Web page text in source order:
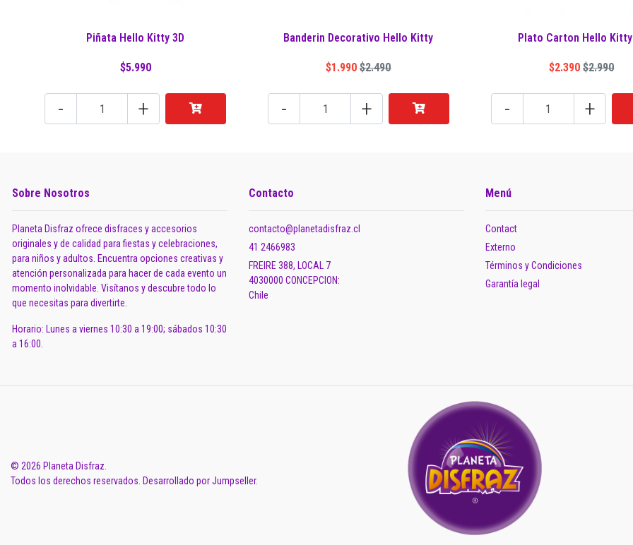
Piñata Hello Kitty 3D
$5.990
- +
Banderin Decorativo Hello Kitty
$1.990 $2.490
- +
Plato Carton Hello
$2.390 $2.990
- +
Sobre Nosotros
Planeta Disfraz ofrece disfraces y accesorios
originales y de calidad para fiestas y celebraciones,
para niños y adultos. Encuentra opciones creativas y
atención personalizada para hacer de cada evento un
momento inolvidable. Visítanos y descubre todo lo
que necesitas para divertirte.
Horario: Lunes a viernes 10:30 a 19:00; sábados 10:30
a 16:00.
Contacto
contacto@planetadisfraz.cl
41 2466983
FREIRE 388, LOCAL 7
4030000 CONCEPCION:
Chile
Menú
Contact
Externo
Términos y Condiciones
Garantía legal
© 2026 Planeta Disfraz.
Todos los derechos reservados. Desarrollado por Jumpseller.